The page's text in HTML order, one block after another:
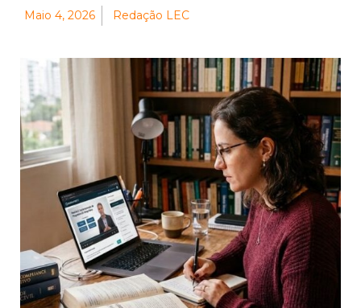
Maio 4, 2026 Redação LEC